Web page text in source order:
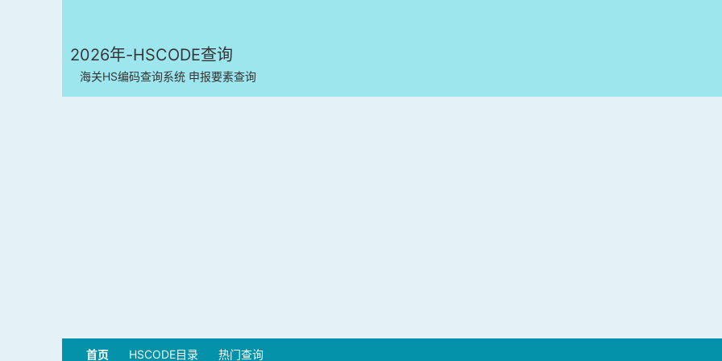
2026年-HSCODE查询
海关HS编码查询系统 申报要素查询
首页 HSCODE目录 热门查询